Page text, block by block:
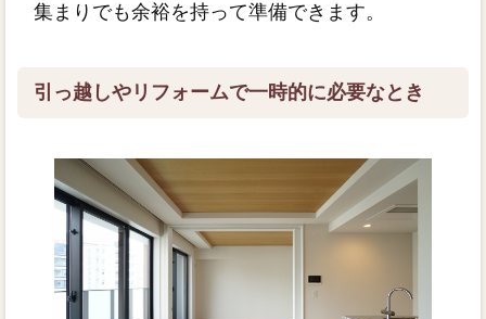
集まりでも余裕を持って準備できます。
引っ越しやリフォームで一時的に必要なとき